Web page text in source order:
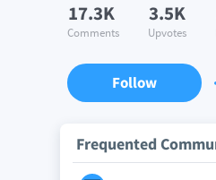
17.3K
Comments
3.5K
Upvotes
Follow
Frequented